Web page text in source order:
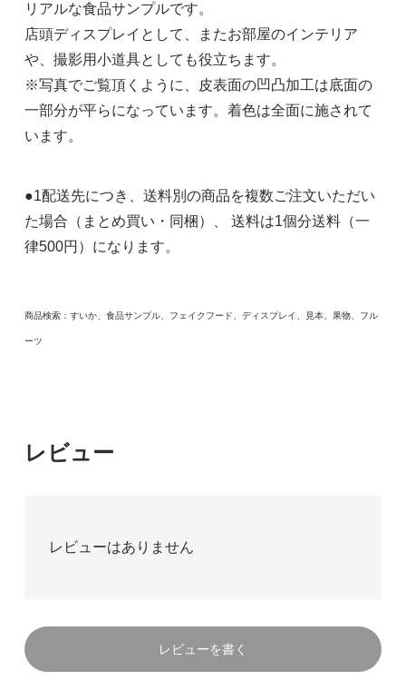
リアルな食品サンプルです。
店頭ディスプレイとして、またお部屋のインテリア
や、撮影用小道具としても役立ちます。
※写真でご覧頂くように、皮表面の凹凸加工は底面の
一部分が平らになっています。着色は全面に施されて
います。
●1配送先につき、送料別の商品を複数ご注文いただい
た場合（まとめ買い・同梱）、 送料は1個分送料（一
律500円）になります。
商品検索：すいか、食品サンプル、フェイクフード、ディスプレイ、見本、果物、フル
ーツ
レビュー
レビューはありません
レビューを書く